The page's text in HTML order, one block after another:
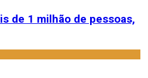
de 1 milhão de pessoas,